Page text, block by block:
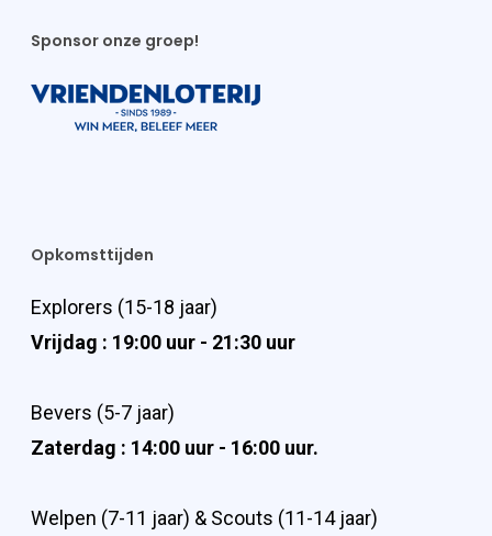
Sponsor onze groep!
Opkomsttijden
Explorers (15-18 jaar)
Vrijdag : 19:00 uur - 21:30 uur
Bevers (5-7 jaar)
Zaterdag : 14:00 uur - 16:00 uur.
Welpen (7-11 jaar) & Scouts (11-14 jaar)